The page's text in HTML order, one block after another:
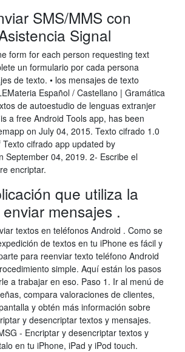
SMS/MMS con
Signal
form for each person requesting text
un formulario por cada persona
de texto. • los mensajes de texto
Español / Castellano | Gramática
de autoestudio de lenguas extranjer
a free Android Tools app, has been
on July 04, 2015. Texto cifrado 1.0
cifrado app updated by
September 04, 2019. 2- Escribe el
encriptar.
que utiliza la
mensajes .
textos en teléfonos Android . Como se
de textos en tu iPhone es fácil y
para reenviar texto teléfono Android
simple. Aquí están los pasos
a trabajar en eso. Paso 1. Ir al menú de
compara valoraciones de clientes,
y obtén más información sobre
y desencriptar textos y mensajes.
- Encriptar y desencriptar textos y
en tu iPhone, iPad y iPod touch.